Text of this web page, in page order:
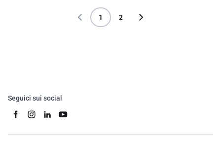
1 2
Seguici sui social